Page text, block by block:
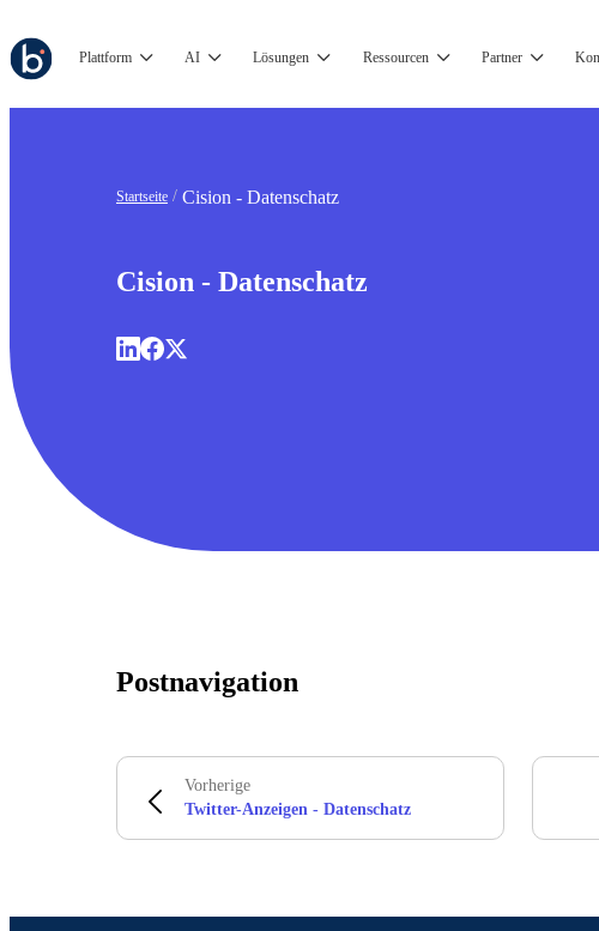
Plattform AI Lösungen Ressourcen Partner
Startseite Cision - Datenschatz
Cision - Datenschatz
Postnavigation
Vorherige
Twitter-Anzeigen - Datenschatz